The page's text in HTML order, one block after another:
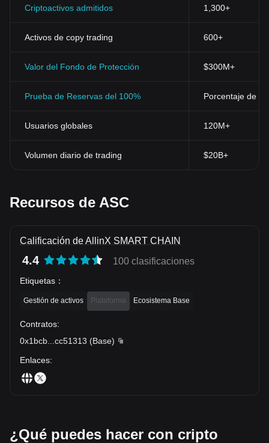
Criptoactivos admitidos 1,300+
Activos de copy trading 600+
Valor del Fondo de Protección $300M+
Prueba de Reservas del 100% Porcentaje de
Usuarios globales 120M+
Volumen diario de trading $20B+
Recursos de ASC
Calificación de AllinX SMART CHAIN
4.4 100 clasificaciones
Etiquetas ：
Gestión de activos Plataforma Ecosistema Base
Contratos:
0x1bcb
cc51313 (Base)
Enlaces:
¿Qué puedes hacer con cripto